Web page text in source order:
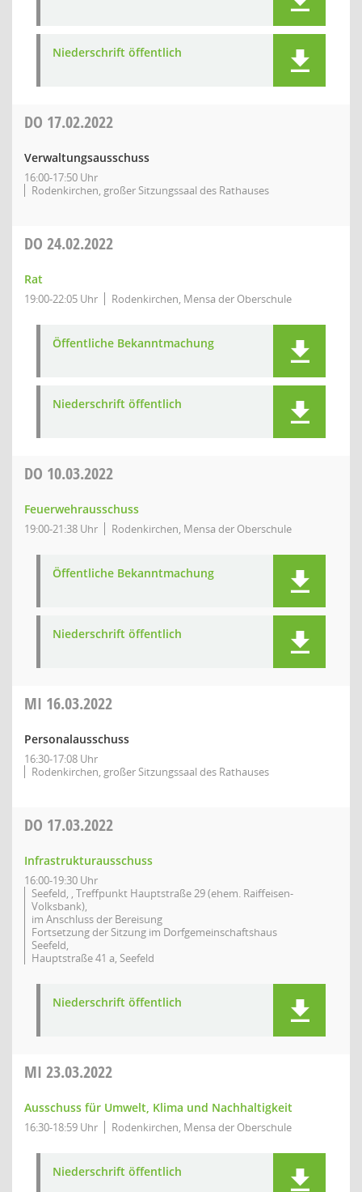
Niederschrift öffentlich
DO 17.02.2022
Verwaltungsausschuss
16:00-17:50 Uhr
Rodenkirchen, großer Sitzungssaal des Rathauses
DO 24.02.2022
Rat
19:00-22:05 Uhr Rodenkirchen, Mensa der Oberschule
Öffentliche Bekanntmachung
Niederschrift öffentlich
DO 10.03.2022
Feuerwehrausschuss
19:00-21:38 Uhr Rodenkirchen, Mensa der Oberschule
Öffentliche Bekanntmachung
Niederschrift öffentlich
MI 16.03.2022
Personalausschuss
16:30-17:08 Uhr
Rodenkirchen, großer Sitzungssaal des Rathauses
DO 17.03.2022
Infrastrukturausschuss
16:00-19:30 Uhr
Seefeld, , Treffpunkt Hauptstraße 29 (ehem. Raiffeisen-
Volksbank),
im Anschluss der Bereisung
Fortsetzung der Sitzung im Dorfgemeinschaftshaus
Seefeld,
Hauptstraße 41 a, Seefeld
Niederschrift öffentlich
MI 23.03.2022
Ausschuss für Umwelt, Klima und Nachhaltigkeit
16:30-18:59 Uhr Rodenkirchen, Mensa der Oberschule
Niederschrift öffentlich